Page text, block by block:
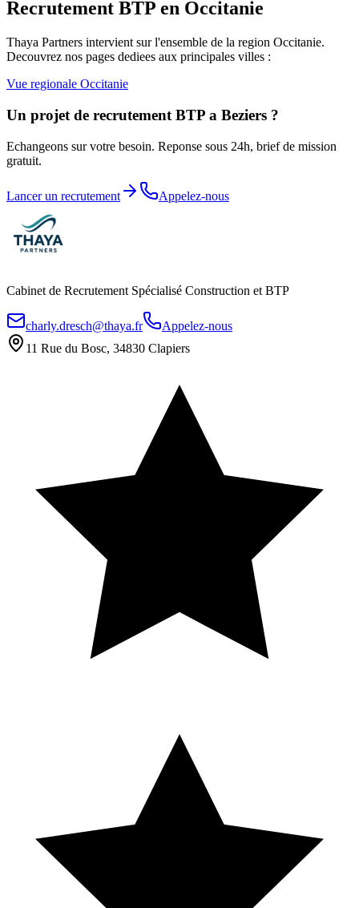
Recrutement BTP en Occitanie
Thaya Partners intervient sur l'ensemble de la region Occitanie.
Decouvrez nos pages dediees aux principales villes :
Vue regionale Occitanie
Un projet de recrutement BTP a Beziers ?
Echangeons sur votre besoin. Reponse sous 24h, brief de mission
gratuit.
Lancer un recrutement Appelez-nous
Cabinet de Recrutement Spécialisé Construction et BTP
charly.dresch@thaya.fr
Appelez-nous
11 Rue du Bosc, 34830 Clapiers